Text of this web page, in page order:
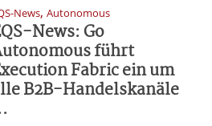
News, Autonomous
News: Go
führt
Fabric ein um
B2B-Handelskanäle